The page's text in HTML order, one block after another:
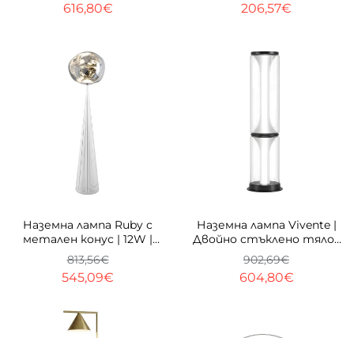
616,80€ 206,57€
Наземна лампа Ruby с
метален конус | 12W |
3000K | 143cm
545,09€
813,56€
Наземна лампа Vivente |
Двойно стъклено тяло |
40W | 3000K
604,80€
902,69€